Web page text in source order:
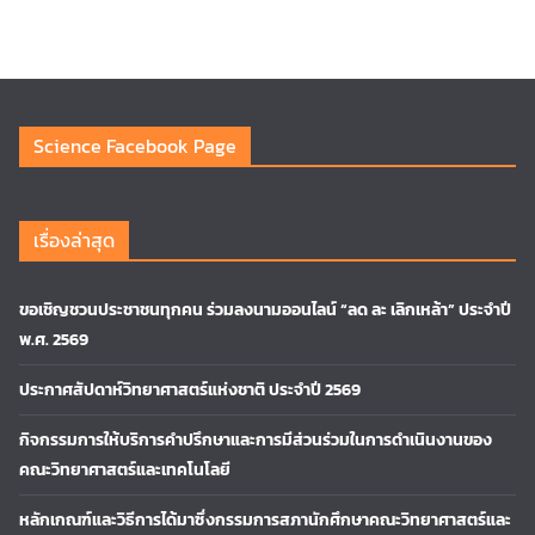
Science Facebook Page
เรื่องล่าสุด
ขอเชิญชวนประชาชนทุกคน ร่วมลงนามออนไลน์ “ลด ละ เลิกเหล้า” ประจำปี
พ.ศ. 2569
ประกาศสัปดาห์วิทยาศาสตร์แห่งชาติ ประจำปี 2569
กิจกรรมการให้บริการคำปรึกษาและการมีส่วนร่วมในการดำเนินงานของ
คณะวิทยาศาสตร์และเทคโนโลยี
หลักเกณฑ์และวิธีการได้มาซึ่งกรรมการสภานักศึกษาคณะวิทยาศาสตร์และ